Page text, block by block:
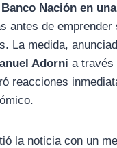
e
g
a
m
t
s
p
Nación en
antes de emprender
La medida,
Adorni a través
reacciones
la noticia con un